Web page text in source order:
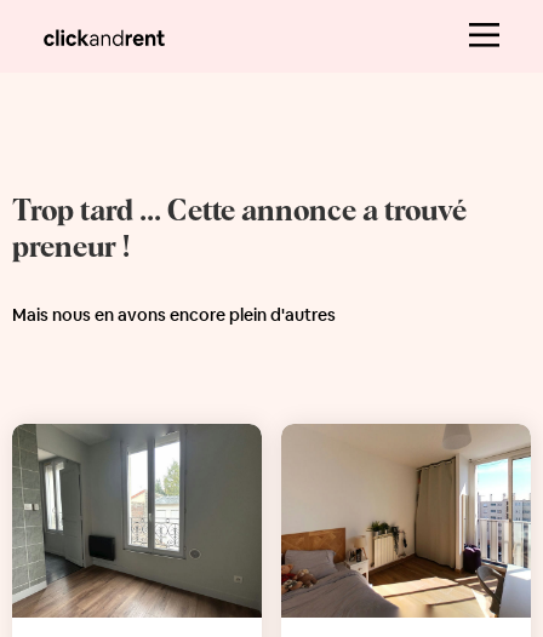
Trop tard ... Cette annonce a trouvé
preneur !
Mais nous en avons encore plein d'autres